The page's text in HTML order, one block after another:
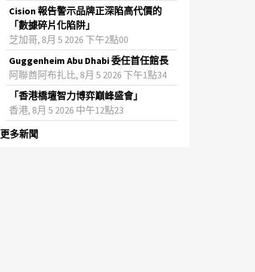
Cision 報告警示品牌正深陷高代價的
「數據碎片化陷阱」
芝加哥, 8月 5 2026 下午2點00
Guggenheim Abu Dhabi 委任首任館長
阿聯酋阿布扎比, 8月 5 2026 下午1點34
「香港橋壇智力博弈巔峰盛會」
香港, 8月 5 2026 中午12點23
更多新聞